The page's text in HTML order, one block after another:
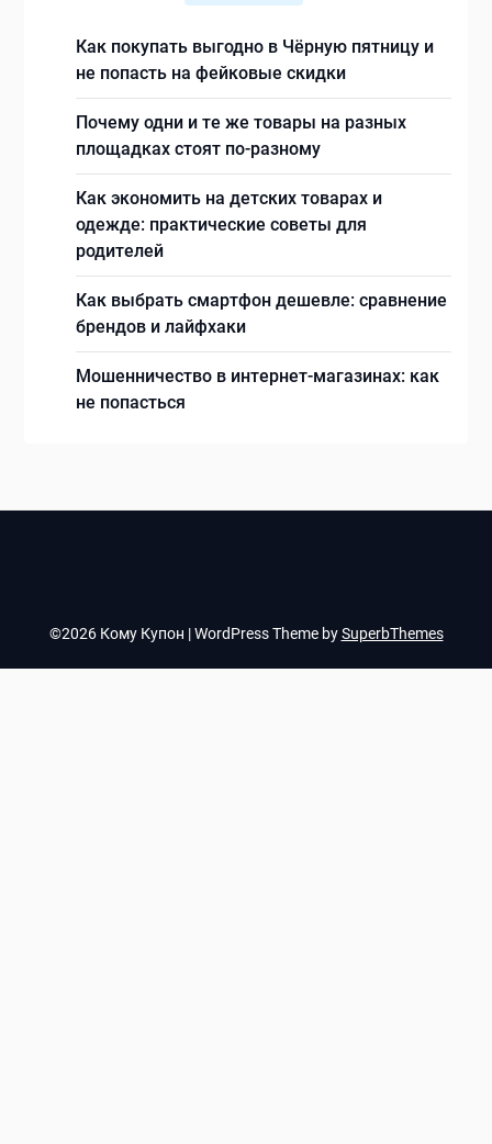
Как покупать выгодно в Чёрную пятницу и
не попасть на фейковые скидки
Почему одни и те же товары на разных
площадках стоят по-разному
Как экономить на детских товарах и
одежде: практические советы для
родителей
Как выбрать смартфон дешевле: сравнение
брендов и лайфхаки
Мошенничество в интернет-магазинах: как
не попасться
©2026 Кому Купон | WordPress Theme bySuperbThemes